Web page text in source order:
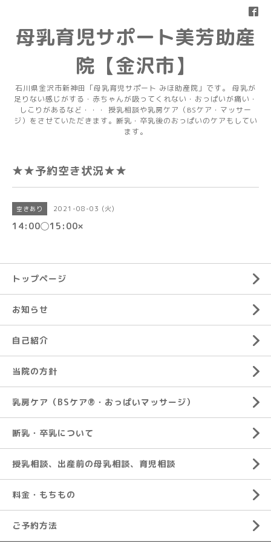
母乳育児サポート美芳助産
院【金沢市】
石川県金沢市新神田「母乳育児サポート みほ助産院」です。 母乳が
足りない感じがする・赤ちゃんが吸ってくれない・おっぱいが痛い・
しこりがあるなど・・・ 授乳相談や乳房ケア（BSケア・マッサー
ジ）をさせていただきます。断乳・卒乳後のおっぱいのケアもしてい
ます。
★★予約空き状況★★
空きあり 2021-08-03 (火)
14:00◯15:00×
トップページ
お知らせ
自己紹介
当院の方針
乳房ケア（BSケア®︎・おっぱいマッサージ）
断乳・卒乳について
授乳相談、出産前の母乳相談、育児相談
料金・もちもの
ご予約方法